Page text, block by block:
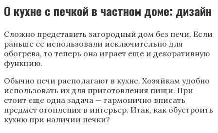
О кухне с печкой в частном доме: дизайн
Сложно представить загородный дом без печи. Если
раньше ее использовали исключительно для
обогрева, то теперь она играет еще и декоративную
функцию.
Обычно печи располагают в кухне. Хозяйкам удобно
использовать их для приготовления пищи. При
стоит еще одна задача — гармонично вписать
предмет отопления в интерьер. Итак, как обустроить
кухню при наличии печки?